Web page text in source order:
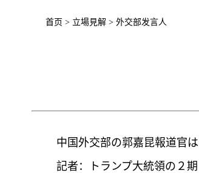
首页 > 立場見解 > 外交部发言人
中国外交部の郭嘉昆報道官は
記者：トランプ大統領の２